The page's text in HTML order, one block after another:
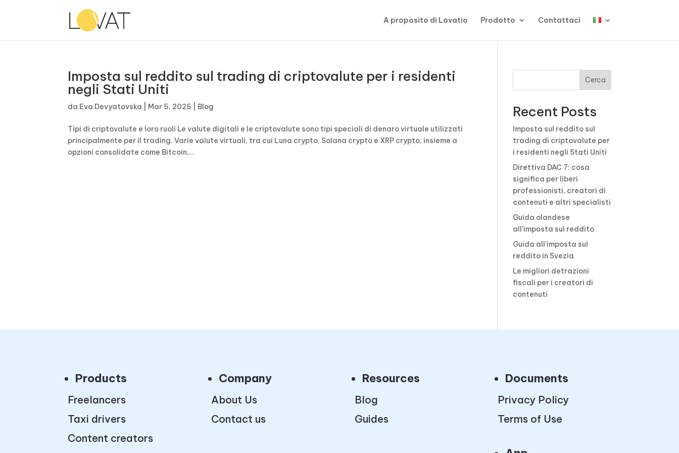
A proposito di Lovatio Prodotto Contattaci
Imposta sul reddito sul trading di criptovalute per i residenti
negli Stati Uniti
da Eva Devyatovska Mar 5, 2025 Blog
Tipi di criptovalute e loro ruoli Le valute digitali e le criptovalute sono tipi speciali di denaro virtuale utilizzati
principalmente per il trading. Varie valute virtuali, tra cui Luna crypto, Solana crypto e XRP crypto, insieme a
opzioni consolidate come Bitcoin,...
Cerca
Recent Posts
Imposta sul reddito sul
trading di criptovalute per
i residenti negli Stati Uniti
Direttiva DAC 7: cosa
significa per liberi
professionisti, creatori di
contenuti e altri specialisti
Guida olandese
all’imposta sul reddito
Guida all’imposta sul
reddito in Svezia
Le migliori detrazioni
fiscali per i creatori di
contenuti
Products
Freelancers
Taxi drivers
Content creators
Company
About Us
Contact us
Resources
Blog
Guides
Documents
Privacy Policy
Terms of Use